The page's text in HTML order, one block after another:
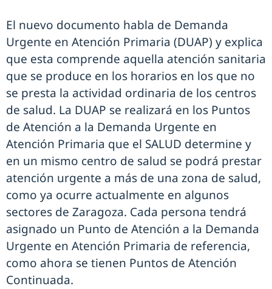
El nuevo documento habla de Demanda
Urgente en Atención Primaria (DUAP) y explica
que esta comprende aquella atención sanitaria
que se produce en los horarios en los que no
se presta la actividad ordinaria de los centros
de salud. La DUAP se realizará en los Puntos
de Atención a la Demanda Urgente en
Atención Primaria que el SALUD determine y
en un mismo centro de salud se podrá prestar
atención urgente a más de una zona de salud,
como ya ocurre actualmente en algunos
sectores de Zaragoza. Cada persona tendrá
asignado un Punto de Atención a la Demanda
Urgente en Atención Primaria de referencia,
como ahora se tienen Puntos de Atención
Continuada.